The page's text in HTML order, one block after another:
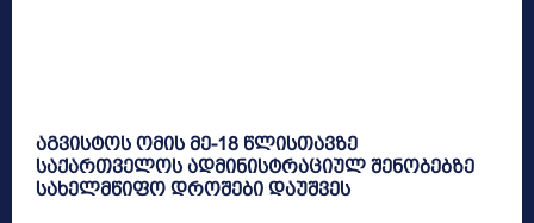
აგვისტოს ომის მე-18 წლისთავზე
საქართველოს ადმინისტრაციულ შენობებზე
სახელმწიფო დროშები დაუშვეს